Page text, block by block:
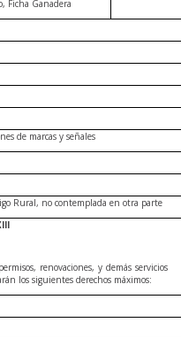
Ficha Ganadera
de marcas y señales
Rural, no contemplada en otra parte
renovaciones, y demás servicios
los siguientes derechos máximos: